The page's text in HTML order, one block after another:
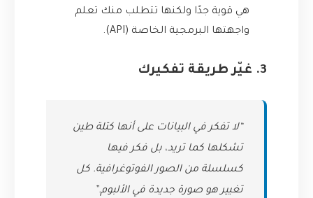
هي قوية جدًا ولكنها تتطلب منك تعلم
واجهتها البرمجية الخاصة (API).
3. غيّر طريقة تفكيرك
“لا تفكر في البيانات على أنها كتلة طين
تشكلها كما تريد، بل فكر فيها
كسلسلة من الصور الفوتوغرافية. كل
تغيير هو صورة جديدة في الألبوم.”